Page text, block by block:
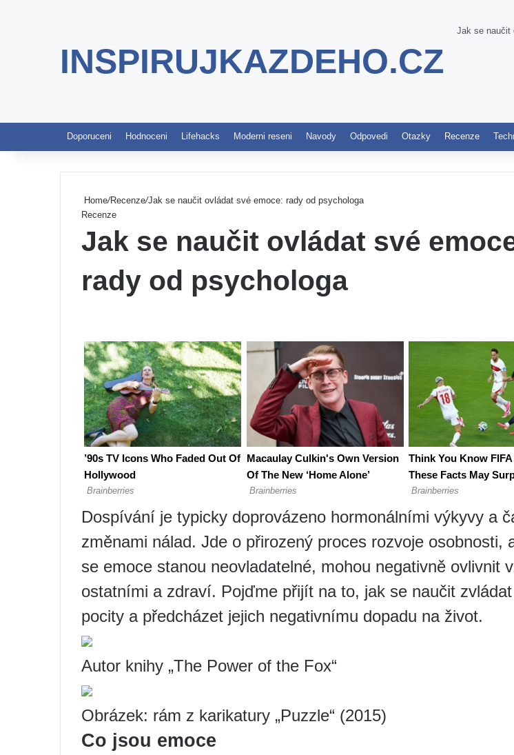
INSPIRUJKAZDEHO.CZ
Jak se naučit
Doporuceni Hodnoceni Lifehacks Moderni reseni Navody Odpovedi Otazky Recenze
Home/Recenze/Jak se naučit ovládat své emoce: rady od psychologa
Recenze
Jak se naučit ovládat své
rady od psychologa
Dospívání je typicky doprovázeno hormonálními výkyvy a
změnami nálad. Jde o přirozený proces rozvoje osobnosti,
se emoce stanou neovladatelné, mohou negativně ovlivnit
ostatními a zdraví. Pojďme přijít na to, jak se naučit
pocity a předcházet jejich negativnímu dopadu na život.
Autor knihy „The Power of the Fox“
Obrázek: rám z karikatury „Puzzle“ (2015)
Co jsou emoce